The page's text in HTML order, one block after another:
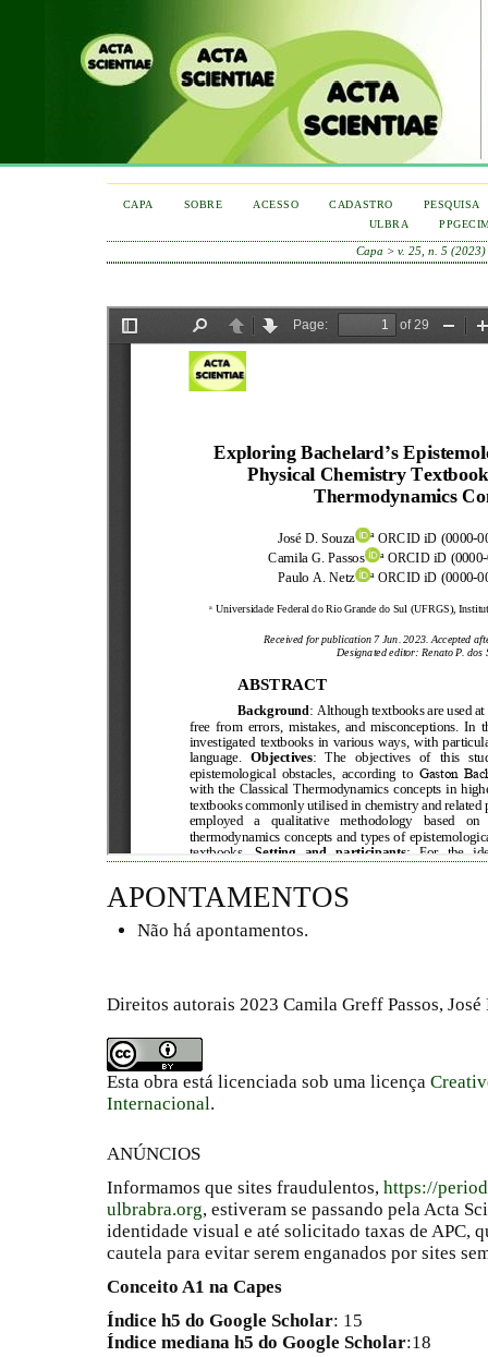
CAPA SOBRE ACESSO CADASTRO
PESQUISA
ULBRA
Capa > v. 25, n. 5 (2023)
APONTAMENTOS
Não há apontamentos.
Direitos autorais 2023 Camila Greff Passos,
Esta obra está licenciada sob uma licença
Internacional.
ANÚNCIOS
Informamos que sites fraudulentos, https://
ulbrabra.org, estiveram se passando pela Acta
identidade visual e até solicitado taxas de APC,
cautela para evitar serem enganados por sites
Conceito A1 na Capes
Índice h5 do Google Scholar: 15
Índice mediana h5 do Google Scholar:18